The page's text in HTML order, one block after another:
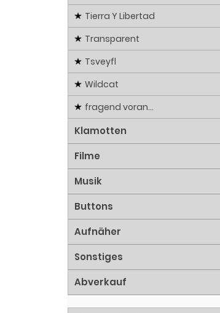
Tierra Y Libertad
Transparent
Tsveyfl
Wildcat
fragend voran...
Klamotten
Filme
Musik
Buttons
Aufnäher
Sonstiges
Abverkauf